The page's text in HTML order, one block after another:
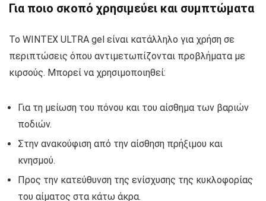
Για ποιο σκοπό χρησιμεύει και συμπτώματα
Το WINTEX ULTRA gel είναι κατάλληλο για χρήση σε
περιπτώσεις όπου αντιμετωπίζονται προβλήματα με
κιρσούς. Μπορεί να χρησιμοποιηθεί:
Για τη μείωση του πόνου και του αίσθημα των βαριών
ποδιών.
Στην ανακούφιση από την αίσθηση πρήξιμου και
κνησμού.
Προς την κατεύθυνση της ενίσχυσης της κυκλοφορίας
του αίματος στα κάτω άκρα.